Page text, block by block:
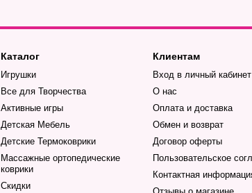
Каталог
Игрушки
Все для Творчества
Активные игры
Детская Мебель
Детские Термоковрики
Массажные ортопедические
коврики
Скидки
Клиентам
Вход в личный кабинет
О нас
Оплата и доставка
Обмен и возврат
Договор оферты
Пользовательское
Контактная